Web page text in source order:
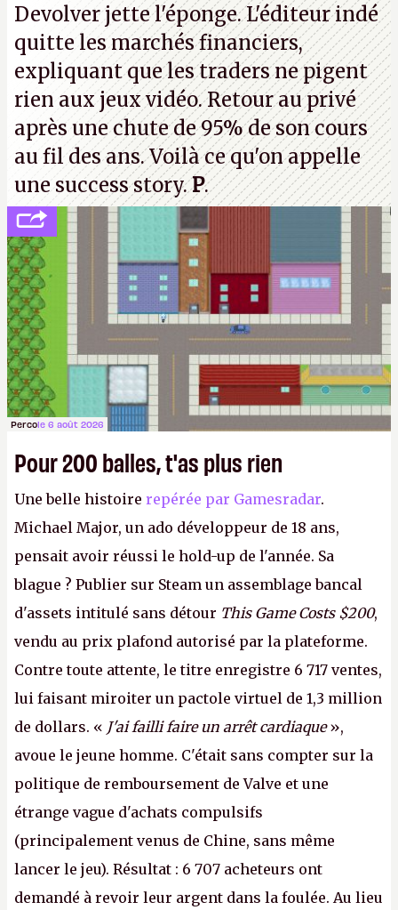
d'étaler sa confiture intellectuelle sur vos
souvenirs d'enfance.P.
Devolver jette l'éponge. L'éditeur indé
quitte les marchés financiers,
expliquant que les traders ne pigent
rien aux jeux vidéo. Retour au privé
après une chute de 95% de son cours
au fil des ans. Voilà ce qu'on appelle
une success story.P.
Percole 6 août 2026
Pour 200 balles, t'as plus rien
Une belle histoire repérée par Gamesradar.
Michael Major, un ado développeur de 18 ans,
pensait avoir réussi le hold-up de l'année. Sa
blague ? Publier sur Steam un assemblage bancal
d'assets intitulé sans détour This Game Costs $200,
vendu au prix plafond autorisé par la plateforme.
Contre toute attente, le titre enregistre 6 717 ventes,
lui faisant miroiter un pactole virtuel de 1,3 million
de dollars. « J'ai failli faire un arrêt cardiaque»,
avoue le jeune homme. C'était sans compter sur la
politique de remboursement de Valve et une
étrange vague d'achats compulsifs
(principalement venus de Chine, sans même
lancer le jeu). Résultat : 6 707 acheteurs ont
demandé à revoir leur argent dans la foulée. Au lieu